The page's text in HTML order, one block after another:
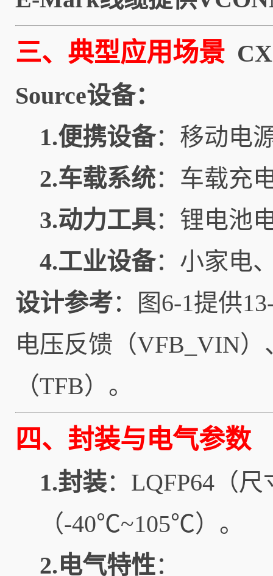
三、典型应用场景
Source设备：
1.便携设备：移动电
2.车载系统：车载充
3.动力工具：锂电池
4.工业设备：小家电
设计参考：图6-1提供
电压反馈（VFB_VIN
（TFB）。
四、封装与电气参数
1.封装：LQFP64（
（-40℃~105℃）。
2.电气特性：